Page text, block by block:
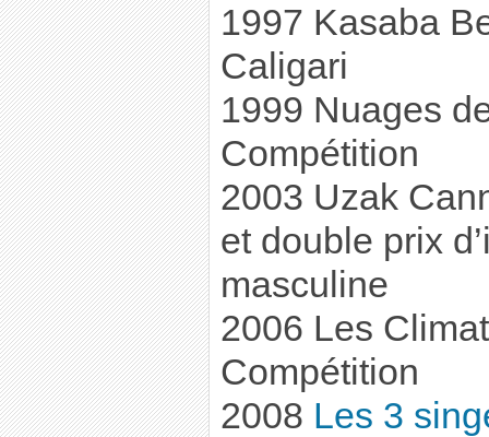
1997 Kasaba
Caligari
1999 Nuages
Compétition
2003 Uzak
et double prix
masculine
2006 Les
Compétition
2008 Les 3